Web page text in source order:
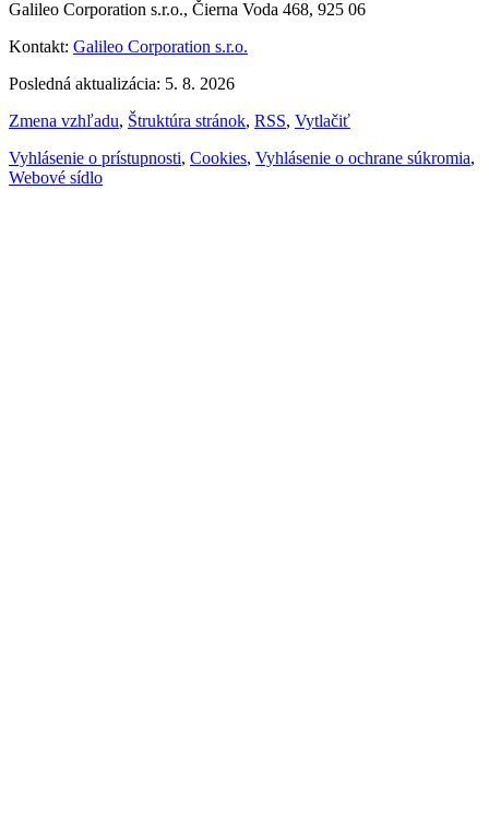
Galileo Corporation s.r.o., Čierna Voda 468, 925 06
Kontakt: Galileo Corporation s.r.o.
Posledná aktualizácia: 5. 8. 2026
Zmena vzhľadu, Štruktúra stránok, RSS, Vytlačiť
Vyhlásenie o prístupnosti, Cookies, Vyhlásenie o ochrane súkromia,
Webové sídlo